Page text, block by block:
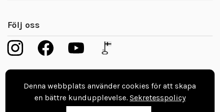
Följ oss
Boka tid till golvmästare
Denna webbplats använder cookies för att skapa
en bättre kundupplevelse. Sekretesspolicy